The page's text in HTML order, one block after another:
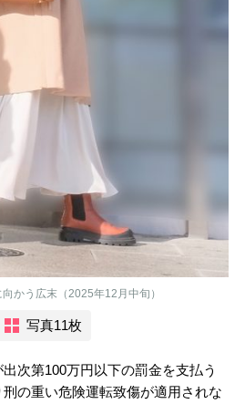
かう広末（2025年12月中旬）
写真11枚
出次第100万円以下の罰金を支払う
の重い危険運転致傷が適用されな